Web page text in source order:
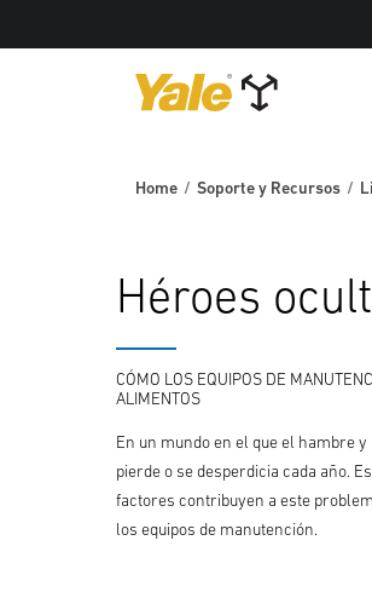
Home Soporte y Recursos
Héroes
CÓMO LOS EQUIPOS DE
ALIMENTOS
En un mundo en el que el hambre
pierde o se desperdicia cada año.
factores contribuyen a este
los equipos de manutención.